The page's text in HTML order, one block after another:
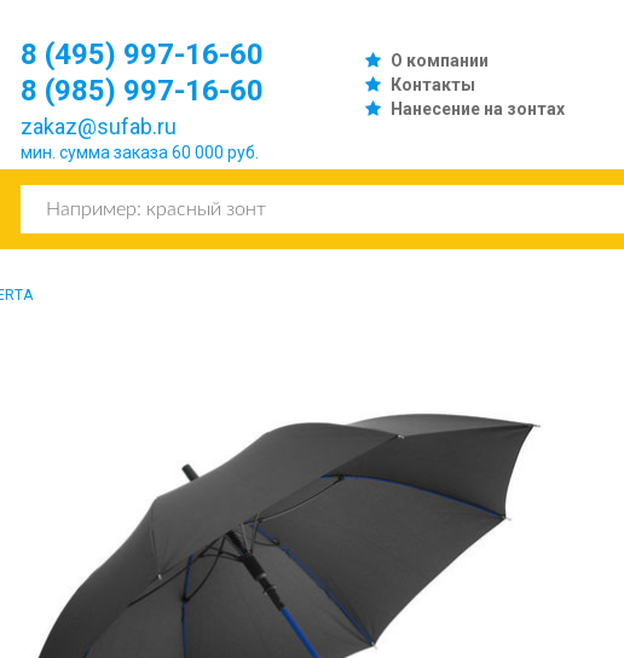
О компании
Контакты
Нанесение на зонтах
8 (495) 997-16-60
8 (985) 997-16-60
zakaz@sufab.ru
мин. сумма заказа 60 000 руб.